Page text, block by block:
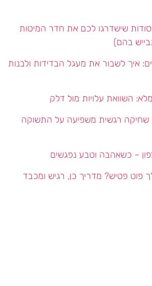
שישדרגו לכם את חדר המיטות
בהם)
איך לשבור את מעגל הבדידות ולבנות
השוואת עלויות מול דלק
שחיקה רגשית משפיעה על התשוקה
– כשאהבה וטבע נפגשים
פוט פטיש? מדריך כן, רגיש ומכבד